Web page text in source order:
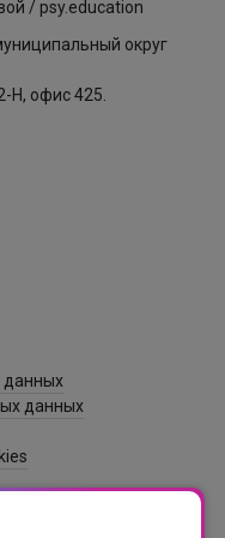
/ psy.education
округ
Н, офис 425.
данных
данных